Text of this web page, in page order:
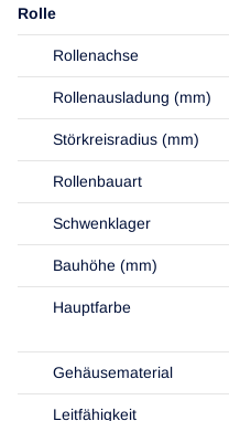
Rolle
Rollenachse
Rollenausladung (mm)
Störkreisradius (mm)
Rollenbauart
Schwenklager
Bauhöhe (mm)
Hauptfarbe
Gehäusematerial
Leitfähigkeit